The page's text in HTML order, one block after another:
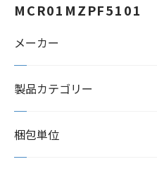
MCR01MZPF5101
メーカー
製品カテゴリー
梱包単位